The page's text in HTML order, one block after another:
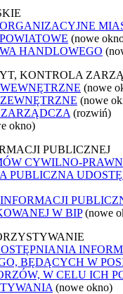
(nowe
HANDLOWEGO
KONTROLA
(nowe
(nowe
(rozwiń)
okno)
PUBLICZNEJ
CYWILNO-
PUBLICZNA
W BIP (nowe
BĘDĄCYCH W
W CELU ICH
(nowe okno)